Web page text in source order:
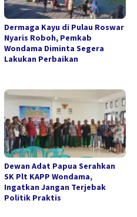
Dermaga Kayu di Pulau Roswar
Nyaris Roboh, Pemkab
Wondama Diminta Segera
Lakukan Perbaikan
Dewan Adat Papua Serahkan
SK Plt KAPP Wondama,
Ingatkan Jangan Terjebak
Politik Praktis